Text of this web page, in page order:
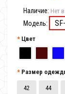
Наличие: Нет
Модель:
Цвет
Размер
42 44